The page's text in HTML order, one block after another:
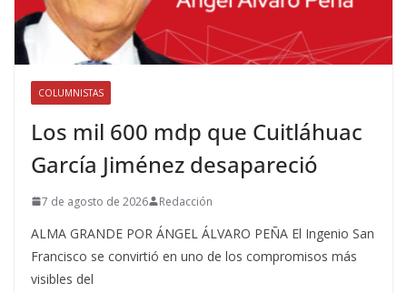
COLUMNISTAS
Los mil 600 mdp que Cuitláhuac
García Jiménez desapareció
7 de agosto de 2026 Redacción
ALMA GRANDE POR ÁNGEL ÁLVARO PEÑA El Ingenio San
Francisco se convirtió en uno de los compromisos más
visibles del